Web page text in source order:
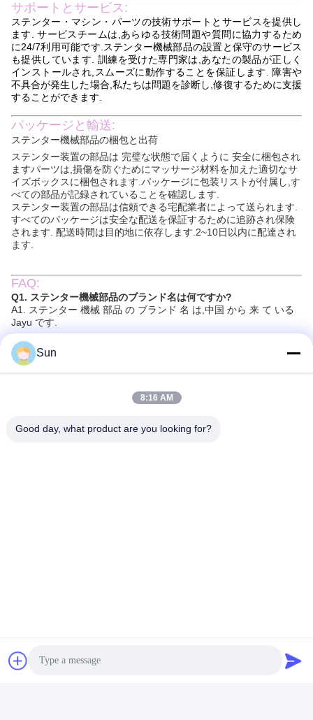
サポートとサービス:
ステンター・マシン・パーツの技術サポートとサービスを提供し
ます. サービスチームは,あらゆる技術問題や質問に協力するため
に24/7利用可能です.ステンター機械部品の設置と保守のサービス
も提供しています. 訓練を受けた専門家は,あなたの製品が正しく
インストールされ,スムーズに動作することを保証します. 障害や
不具合が発生した場合,私たちは問題を診断し,修復するために支援
することができます.
パッケージと輸送:
ステンター機械部品の梱包と出荷
ステンター装置の部品は 完璧な状態で届くように 安全に梱包され
ますパーツは,損傷を防ぐためにマッサージ材料を加えた適切なサ
イズボックスに梱包されます.パッケージに包装リストが付属し,す
べての部品が記録されていることを確認します.
ステンター装置の部品は信頼できる宅配業者によって送られます.
すべてのパッケージは安全な配送を保証するために追跡され保険
されます. 配送時間は目的地に依存します.2~10日以内に配達され
ます.
FAQ:
Q1. ステンター機械部品のブランド名は何ですか?
A1. ステンター 機械 部品 の ブランド 名 は,中国 から 来 て いる
Jayu です.
Q2. ステンター機械部品は何をするのですか?
A2. ステンター機械部品は,一貫した幅の織物を製造するために使
用されます.
A3. ステンター機械部品は,幅の均一性を確保するために,ローラー
に織物を伸ばすことによって動作します.
Q4. ステンター 機械 部品 の 材料 は 何 です か
A4. ステンター機械部品は,通常,アルミやステンレス鋼などの金属
Sun
8:16 AM
Good day, what product are you looking for?